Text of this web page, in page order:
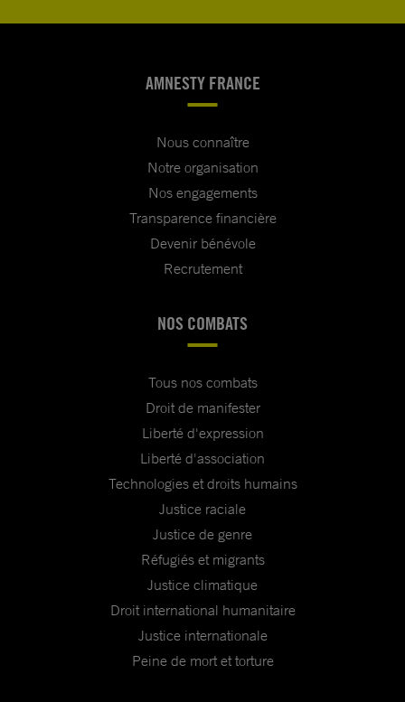
AMNESTY FRANCE
Nous connaître
Notre organisation
Nos engagements
Transparence financière
Devenir bénévole
Recrutement
NOS COMBATS
Tous nos combats
Droit de manifester
Liberté d'expression
Liberté d'association
Technologies et droits humains
Justice raciale
Justice de genre
Réfugiés et migrants
Justice climatique
Droit international humanitaire
Justice internationale
Peine de mort et torture